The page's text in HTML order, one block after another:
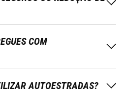
COM
AUTOESTRADAS?